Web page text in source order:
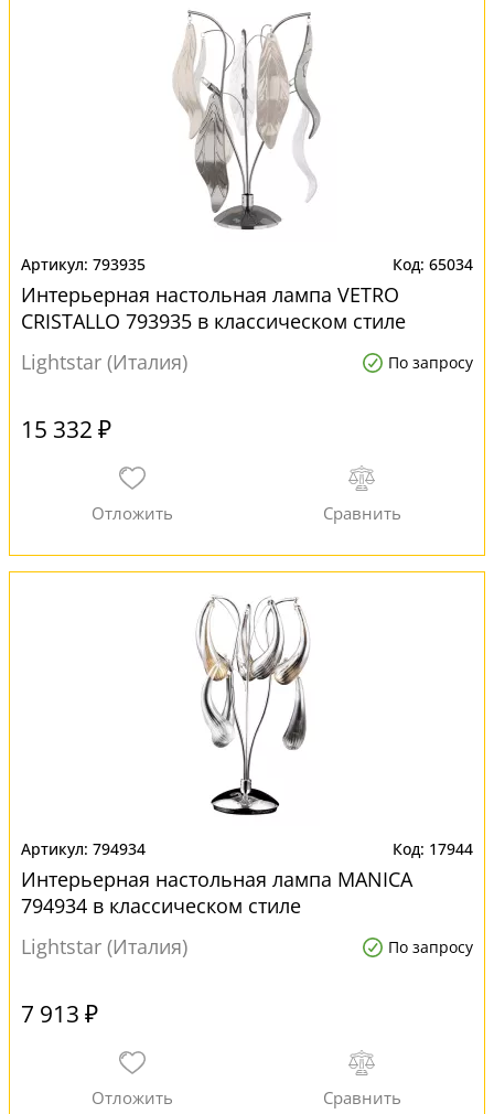
793935 65034
Интерьерная настольная лампа VETRO
CRISTALLO 793935 в классическом стиле
Lightstar (Италия)
По запросу
15 332 ₽
794934 17944
Интерьерная настольная лампа MANICA
794934 в классическом стиле
Lightstar (Италия)
По запросу
7 913 ₽